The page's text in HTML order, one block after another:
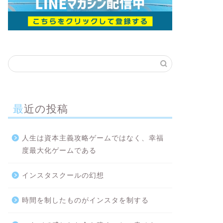
最近の投稿
人生は資本主義攻略ゲームではなく、幸福
度最大化ゲームである
インスタスクールの幻想
時間を制したものがインスタを制する